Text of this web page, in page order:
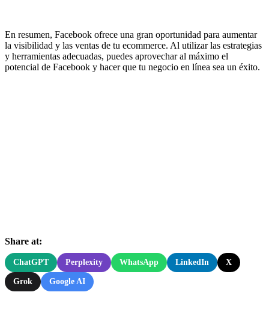
En resumen, Facebook ofrece una gran oportunidad para aumentar
la visibilidad y las ventas de tu ecommerce. Al utilizar las estrategias
y herramientas adecuadas, puedes aprovechar al máximo el
potencial de Facebook y hacer que tu negocio en línea sea un éxito.
Share at:
ChatGPT Perplexity WhatsApp LinkedIn X
Grok Google AI